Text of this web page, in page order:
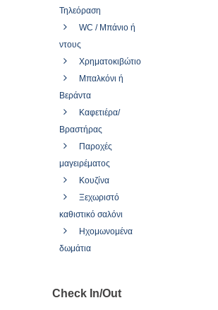
Τηλεόραση
WC / Μπάνιο ή
ντους
Χρηματοκιβώτιο
Μπαλκόνι ή
Βεράντα
Καφετιέρα/
Βραστήρας
Παροχές
μαγειρέματος
Κουζίνα
Ξεχωριστό
καθιστικό σαλόνι
Ηχομωνομένα
δωμάτια
Check In/Out